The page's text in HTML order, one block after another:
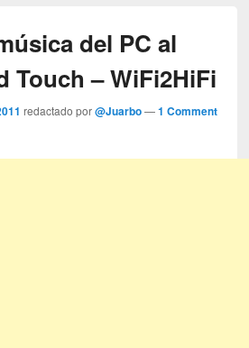
del PC al
Touch – WiFi2HiFi
redactado por@Juarbo —1 Comment